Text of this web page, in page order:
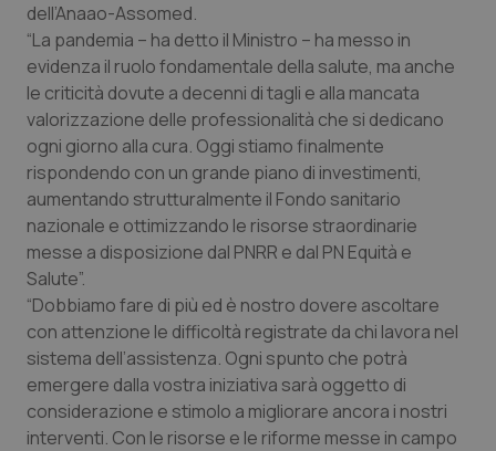
QS Pro
Professionisti Sanitari.AI
Abruzzo
Basilicata
Calabria
Campania
Emilia-Romagna
Friuli Venezia Giulia
QS Pro Gold
Artrite & artrosi
Asma & BPCO
Car-T
Colesterolo & coronaropatie
Dermatite Atopica
QS Club Newsletter
dell’Anaao-Assomed.
“La pandemia – ha detto il Ministro – ha messo in
evidenza il ruolo fondamentale della salute, ma anche
le criticità dovute a decenni di tagli e alla mancata
valorizzazione delle professionalità che si dedicano
ogni giorno alla cura. Oggi stiamo finalmente
rispondendo con un grande piano di investimenti,
aumentando strutturalmente il Fondo sanitario
nazionale e ottimizzando le risorse straordinarie
messe a disposizione dal PNRR e dal PN Equità e
Salute”.
“Dobbiamo fare di più ed è nostro dovere ascoltare
con attenzione le difficoltà registrate da chi lavora nel
sistema dell’assistenza. Ogni spunto che potrà
emergere dalla vostra iniziativa sarà oggetto di
considerazione e stimolo a migliorare ancora i nostri
interventi. Con le risorse e le riforme messe in campo